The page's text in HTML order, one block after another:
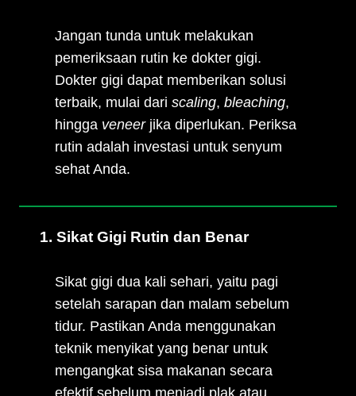
Jangan tunda untuk melakukan
pemeriksaan rutin ke dokter gigi.
Dokter gigi dapat memberikan solusi
terbaik, mulai dari scaling, bleaching,
hingga veneerjika diperlukan. Periksa
rutin adalah investasi untuk senyum
sehat Anda.
1. Sikat Gigi Rutin dan Benar
Sikat gigi dua kali sehari, yaitu pagi
setelah sarapan dan malam sebelum
tidur. Pastikan Anda menggunakan
teknik menyikat yang benar untuk
mengangkat sisa makanan secara
efektif sebelum menjadi plak atau